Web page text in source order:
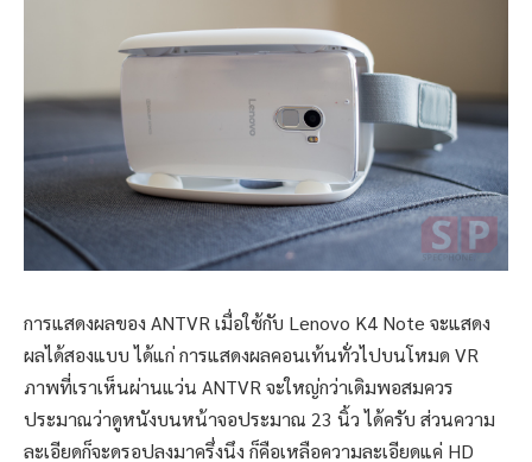
การแสดงผลของ ANTVR เมื่อใช้กับ Lenovo K4 Note จะแสดง
ผลได้สองแบบ ได้แก่ การแสดงผลคอนเท้นทั่วไปบนโหมด VR
ภาพที่เราเห็นผ่านแว่น ANTVR จะใหญ่กว่าเดิมพอสมควร
ประมาณว่าดูหนังบนหน้าจอประมาณ 23 นิ้ว ได้ครับ ส่วนความ
ละเอียดก็จะดรอปลงมาครึ่งนึง ก็คือเหลือความละเอียดแค่ HD